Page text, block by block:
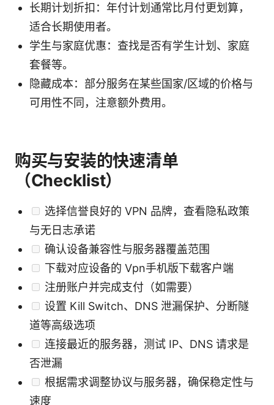
长期计划折扣：年付计划通常比月付更划算，
适合长期使用者。
学生与家庭优惠：查找是否有学生计划、家庭
套餐等。
隐藏成本：部分服务在某些国家/区域的价格与
可用性不同，注意额外费用。
购买与安装的快速清单
（Checklist）
选择信誉良好的 VPN 品牌，查看隐私政策
与无日志承诺
确认设备兼容性与服务器覆盖范围
下载对应设备的 Vpn手机版下载客户端
注册账户并完成支付（如需要）
设置 Kill Switch、DNS 泄漏保护、分断隧
道等高级选项
连接最近的服务器，测试 IP、DNS 请求是
否泄漏
根据需求调整协议与服务器，确保稳定性与
速度